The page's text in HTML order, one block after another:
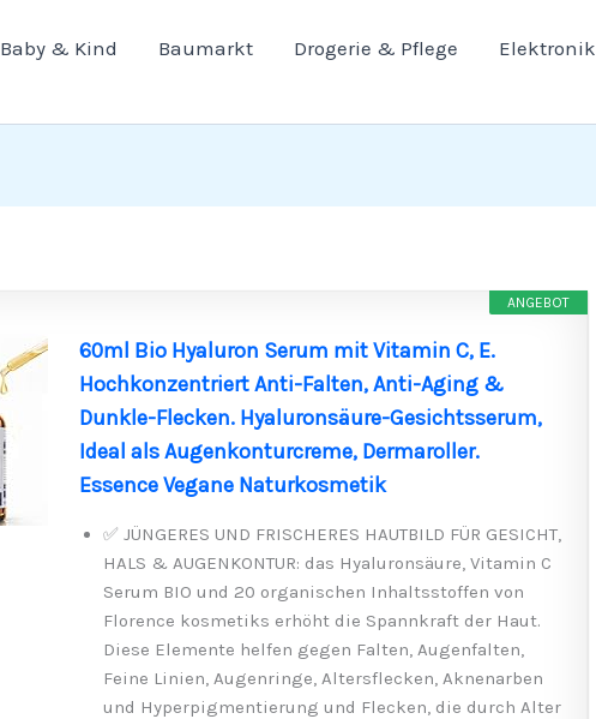
Baby & Kind Baumarkt Drogerie & Pflege Elektronik
ANGEBOT
60ml Bio Hyaluron Serum mit Vitamin C, E.
Hochkonzentriert Anti-Falten, Anti-Aging &
Dunkle-Flecken. Hyaluronsäure-Gesichtsserum,
Ideal als Augenkonturcreme, Dermaroller.
Essence Vegane Naturkosmetik
✅ JÜNGERES UND FRISCHERES HAUTBILD FÜR GESICHT,
HALS & AUGENKONTUR: das Hyaluronsäure, Vitamin C
Serum BIO und 20 organischen Inhaltsstoffen von
Florence kosmetiks erhöht die Spannkraft der Haut.
Diese Elemente helfen gegen Falten, Augenfalten,
Feine Linien, Augenringe, Altersflecken, Aknenarben
und Hyperpigmentierung und Flecken, die durch Alter